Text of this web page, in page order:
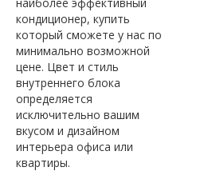
кондиционер, купить
который сможете у нас по
минимально возможной
цене. Цвет и стиль
внутреннего блока
определяется
исключительно вашим
вкусом и дизайном
интерьера офиса или
квартиры.